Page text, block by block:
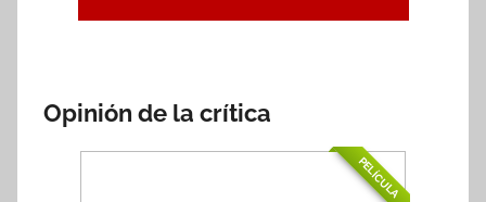
Opinión de la crítica
PELÍCULA